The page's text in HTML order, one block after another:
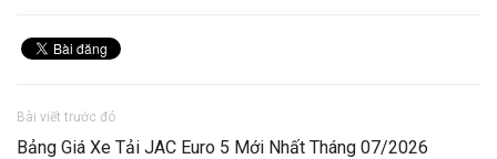
Bài viết trước đó
Bảng Giá Xe Tải JAC Euro 5 Mới Nhất Tháng 07/2026